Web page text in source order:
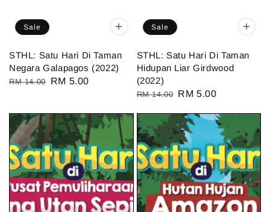
Sale
STHL: Satu Hari Di Taman
Negara Galapagos (2022)
Regular
RM 14.00
Sale
RM 5.00
Sale
STHL: Satu Hari Di Taman
Hidupan Liar Girdwood
(2022)
Regular
RM 14.00 Sale
RM 5.00